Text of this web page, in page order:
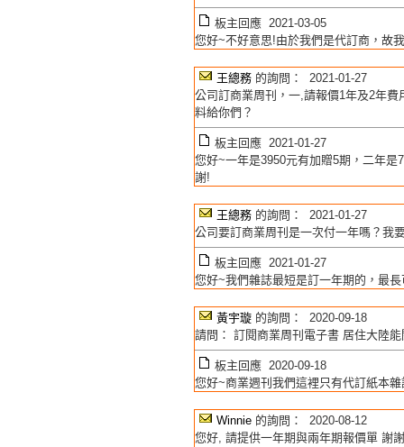
板主回應 2021-03-05
您好~不好意思!由於我們是代訂商，故
王總務 的詢問： 2021-01-27
公司訂商業周刊，一,請報價1年及2年
料給你們？
板主回應 2021-01-27
您好~一年是3950元有加贈5期，二年
謝!
王總務 的詢問： 2021-01-27
公司要訂商業周刊是一次付一年嗎？我
板主回應 2021-01-27
您好~我們雜誌最短是訂一年期的，最
黃宇璇 的詢問： 2020-09-18
請問： 訂閱商業周刊電子書 居住大陸
板主回應 2020-09-18
您好~商業週刊我們這裡只有代訂紙本
Winnie 的詢問： 2020-08-12
您好, 請提供一年期與兩年期報價單 謝謝